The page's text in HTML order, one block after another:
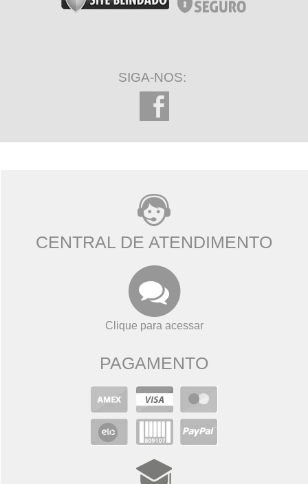
SIGA-NOS:
CENTRAL DE ATENDIMENTO
Clique para acessar
PAGAMENTO